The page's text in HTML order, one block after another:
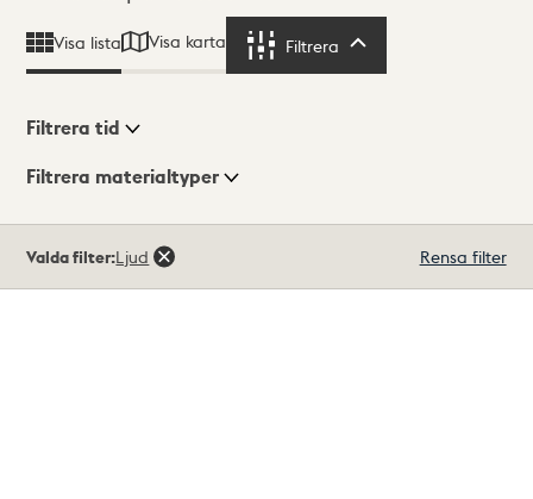
Visa lista Visa karta Filtrera
Visningsläge
Filtrera tid
Filtrera materialtyper
träffar
Valda filter:Ljud Rensa filter